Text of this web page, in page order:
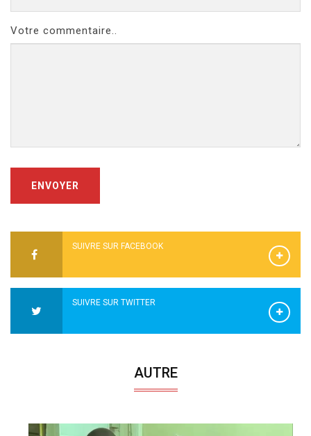
Votre commentaire..
ENVOYER
SUIVRE SUR FACEBOOK
SUIVRE SUR TWITTER
AUTRE